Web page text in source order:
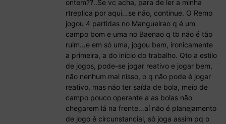
ontem??..Se vc acha, para de ler a minha
rtreplica por aqui…se não, continue. O Remo
jogou 4 partidas no Mangueirao q é um
campo bom e uma no Baenao q tb não é tão
ruim…e em só uma, jogou bem, ironicamente
a primeira, a do início do trabalho. Qto a estilo
de jogos, pode-se jogar reativo e jogar bem,
não nenhum mal nisso, o q não pode é jogar
reativo, mas não ter saída de bola, meio de
campo pouco operante a as bolas não
chegarem lá na frente…aí não é planejamento
de jogo é circunstancial, só joga assim pq o